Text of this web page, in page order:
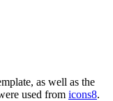
as well as the
used from icons8.